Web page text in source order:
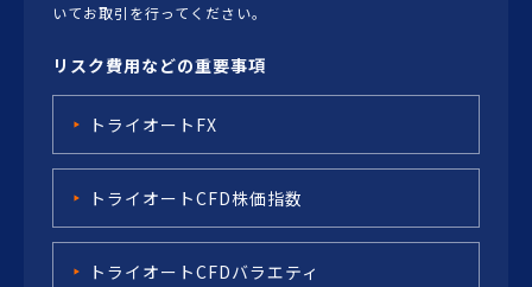
いてお取引を行ってください。
リスク費用などの重要事項
トライオートFX
トライオートCFD株価指数
トライオートCFDバラエティ